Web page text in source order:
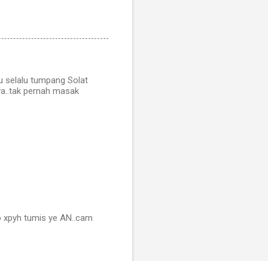
selalu tumpang Solat
pernah masak
tumis ye AN..cam